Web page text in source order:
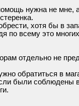
нужна не мне,
хотя бы в
по всему это
отдельно не
обратиться в
были соблюдены